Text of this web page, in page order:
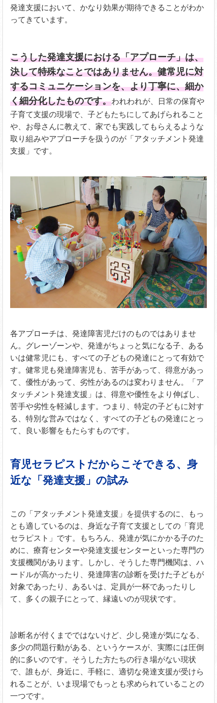
発達支援において、かなり効果が期待できることがわか
ってきています。
こうした発達支援における「アプローチ」は、
決して特殊なことではありません。健常児に対
するコミュニケーションを、より丁寧に、細か
く細分化したものです。われわれが、日常の保育や
子育て支援の現場で、子どもたちにしてあげられること
や、お母さんに教えて、家でも実践してもらえるような
取り組みやアプローチを扱うのが「アタッチメント発達
支援」です。
各アプローチは、発達障害児だけのものではありませ
ん。グレーゾーンや、発達がちょっと気になる子、ある
いは健常児にも、すべての子どもの発達にとって有効で
す。健常児も発達障害児も、苦手があって、得意があっ
て、優性があって、劣性があるのは変わりません。「ア
タッチメント発達支援」は、得意や優性をより伸ばし、
苦手や劣性を軽減します。つまり、特定の子どもに対す
る、特別な営みではなく、すべての子どもの発達にとっ
て、良い影響をもたらすものです。
育児セラピストだからこそできる、身
近な「発達支援」の試み
この「アタッチメント発達支援」を提供するのに、もっ
とも適しているのは、身近な子育て支援としての「育児
セラピスト」です。もちろん、発達が気にかかる子のた
めに、療育センターや発達支援センターといった専門の
支援機関があります。しかし、そうした専門機関は、ハ
ードルが高かったり、発達障害の診断を受けた子どもが
対象であったり、あるいは、定員が一杯であったりし
て、多くの親子にとって、縁遠いのが現状です。
診断名が付くまでではないけど、少し発達が気になる、
多少の問題行動がある、というケースが、実際には圧倒
的に多いのです。そうした方たちの行き場がない現状
で、誰もが、身近に、手軽に、適切な発達支援が受けら
れることが、いま現場でもっとも求められていることの
一つです。